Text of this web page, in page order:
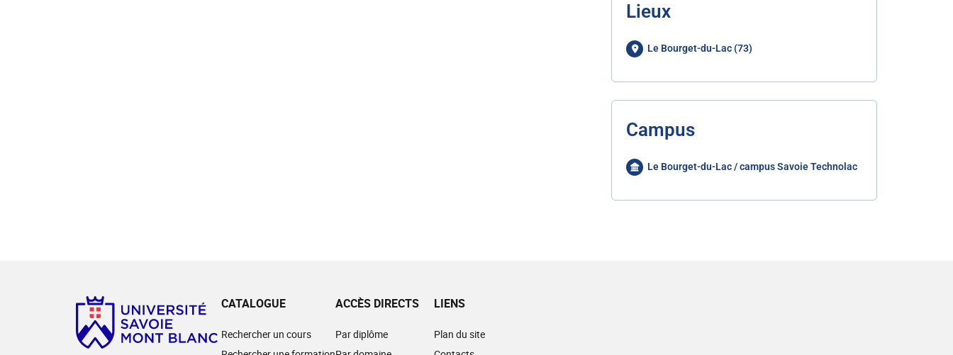
Lieux
Le Bourget-du-Lac (73)
Campus
Le Bourget-du-Lac / campus Savoie Technolac
CATALOGUE
Rechercher un cours
ACCÈS DIRECTS
Par diplôme
LIENS
Plan du site